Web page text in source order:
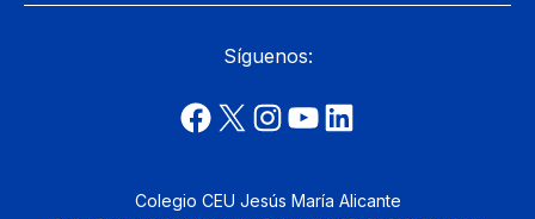
Síguenos:
Colegio CEU Jesús María Alicante